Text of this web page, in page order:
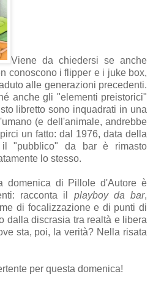
Viene da chiedersi se anche
conoscono i flipper e i juke box,
alle generazioni precedenti.
anche gli "elementi preistorici"
libretto sono inquadrati in una
(e dell'animale, andrebbe
un fatto: dal 1976, data della
"pubblico" da bar è rimasto
lo stesso.
domenica di Pillole d'Autore è
racconta il playboy da bar,
di focalizzazione e di punti di
dalla discrasia tra realtà e libera
sta, poi, la verità? Nella risata
per questa domenica!